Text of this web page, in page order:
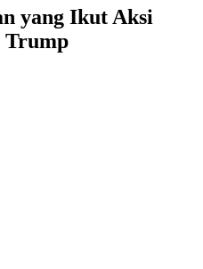
yang Ikut Aksi
Trump